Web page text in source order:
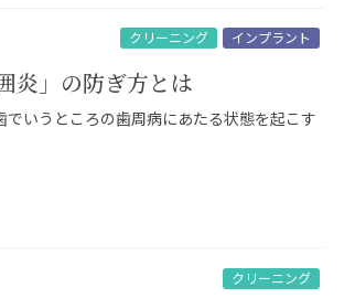
インプラント
クリーニング
炎」の防ぎ方とは
いうところの歯周病にあたる状態を起こす
クリーニング